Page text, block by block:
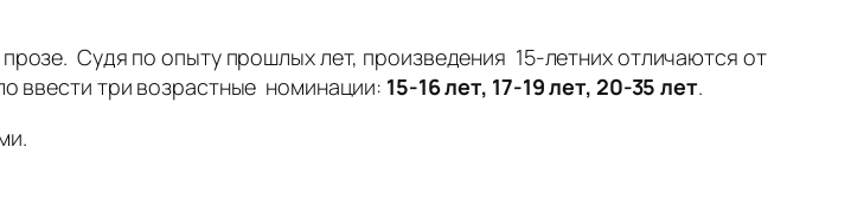
Судя по опыту прошлых лет, произведения 15-летних отличаются от
ввести три возрастные номинации: 15-16 лет, 17-19 лет, 20-35 лет.